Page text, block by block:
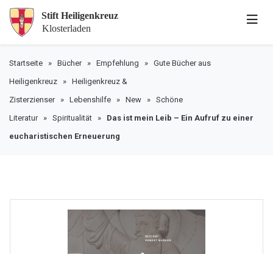
Startseite » Bücher» Empfehlung » Gute Bücher aus
Heiligenkreuz » Heiligenkreuz &
Zisterzienser» Lebenshilfe » New » Schöne
Literatur» Spiritualität » Das ist mein Leib – Ein Aufruf zu einer
eucharistischen Erneuerung